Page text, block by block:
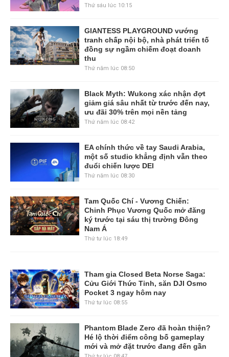
Thứ sáu lúc 10:15
GIANTESS PLAYGROUND vướng
tranh chấp nội bộ, nhà phát triển tố
đồng sự ngầm chiếm đoạt doanh
thu
Thứ năm lúc 08:50
Black Myth: Wukong xác nhận đợt
giảm giá sâu nhất từ trước đến nay,
ưu đãi 30% trên mọi nền tảng
Thứ năm lúc 08:42
EA chính thức về tay Saudi Arabia,
một số studio khẳng định vẫn theo
đuổi chiến lược DEI
Thứ năm lúc 08:30
Tam Quốc Chí - Vương Chiến:
Chinh Phục Vương Quốc mở đăng
ký trước tại sáu thị trường Đông
Nam Á
Thứ tư lúc 18:49
Tham gia Closed Beta Norse Saga:
Cửu Giới Thức Tỉnh, săn DJI Osmo
Pocket 3 ngay hôm nay
Thứ tư lúc 08:55
Phantom Blade Zero đã hoàn thiện?
Hé lộ thời điểm công bố gameplay
mới và mở đặt trước đang đến gần